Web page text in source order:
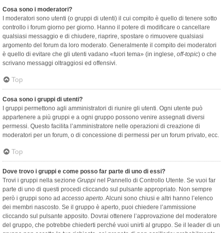
Cosa sono i moderatori?
I moderatori sono utenti (o gruppi di utenti) il cui compito è quello di tenere sotto
controllo i forum giorno per giorno. Hanno il potere di modificare o cancellare
qualsiasi messaggio e di chiudere, riaprire, spostare o rimuovere qualsiasi
argomento del forum da loro moderato. Generalmente il compito dei moderatori
è quello di evitare che gli utenti vadano «fuori tema» (in inglese, off-topic) o che
scrivano messaggi oltraggiosi ed offensivi.
Top
Cosa sono i gruppi di utenti?
I gruppi permettono agli amministratori di riunire gli utenti. Ogni utente può
appartenere a più gruppi e a ogni gruppo possono venire assegnati diversi
permessi. Questo facilita l’amministratore nelle operazioni di creazione di
moderatori per un forum, o di concessione di permessi per un forum privato, ecc.
Top
Dove trovo i gruppi e come posso far parte di uno di essi?
Trovi i gruppi nella sezione Gruppi nel Pannello di Controllo Utente. Se vuoi far
parte di uno di questi procedi cliccando sul pulsante appropriato. Non sempre
però i gruppi sono ad accesso aperto. Alcuni sono chiusi e altri hanno l’elenco
dei membri nascosto. Se il gruppo è aperto, puoi chiedere l’ammissione
cliccando sul pulsante apposito. Dovrai ottenere l’approvazione del moderatore
del gruppo, che potrebbe chiederti perché vuoi unirti al gruppo. Se il leader di un